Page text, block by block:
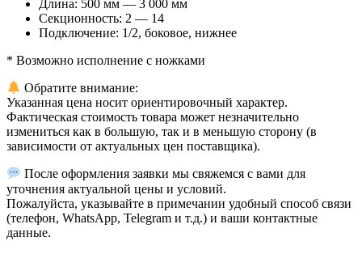
Длина: 500 мм — 3 000 мм
Секционность: 2 — 14
Подключение: 1/2, боковое, нижнее
* Возможно исполнение с ножками
Обратите внимание:
Указанная цена носит ориентировочный характер.
Фактическая стоимость товара может незначительно
измениться как в большую, так и в меньшую сторону (в
зависимости от актуальных цен поставщика).
После оформления заявки мы свяжемся с вами для
уточнения актуальной цены и условий.
Пожалуйста, указывайте в примечании удобный способ связи
(телефон, WhatsApp, Telegram и т.д.) и ваши контактные
данные.